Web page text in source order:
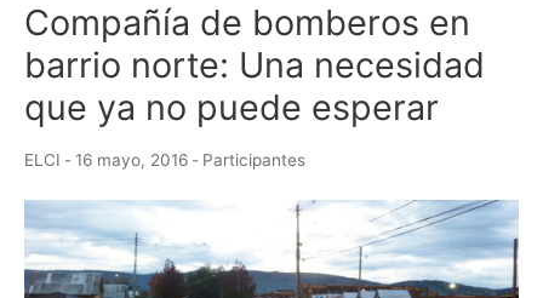
Compañía de bomberos en
barrio norte: Una necesidad
que ya no puede esperar
ELCI - 16 mayo, 2016 - Participantes